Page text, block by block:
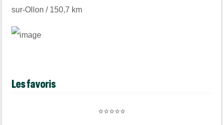
sur-Ollon / 150,7 km
Les favoris
⭐⭐⭐⭐⭐